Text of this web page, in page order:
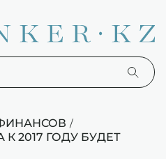
/
2017 ГОДУ БУДЕТ